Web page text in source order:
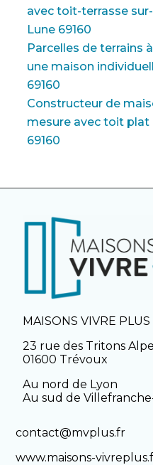
avec toit-terrasse
Lune 69160
Parcelles de terrains
une maison
69160
Constructeur de
mesure avec toit plat
69160
MAISONS VIVRE PLUS
23 rue des Tritons
01600 Trévoux
Au nord de Lyon
Au sud de
contact@mvplus.fr
www.maisons-